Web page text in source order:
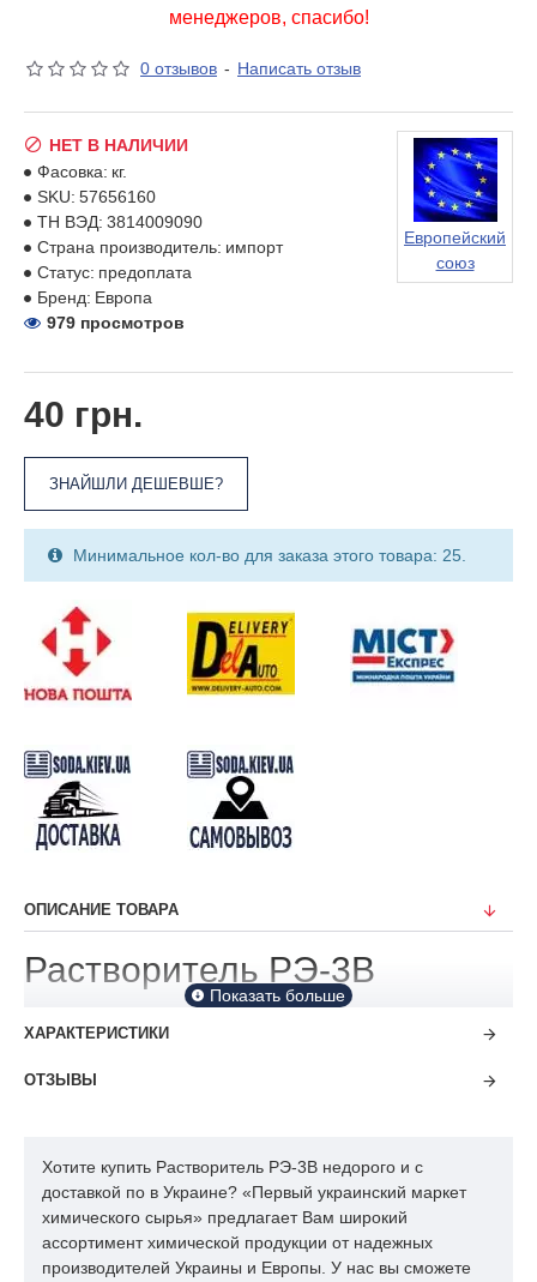
менеджеров, спасибо!
0 отзывов - Написать отзыв
40 грн.
ЗНАЙШЛИ ДЕШЕВШЕ?
НЕТ В НАЛИЧИИ
Фасовка: кг.
SKU: 57656160
ТН ВЭД: 3814009090
Страна производитель: импорт
Статус: предоплата
Бренд: Европа
Европейский
союз
979 просмотров
Минимальное кол-во для заказа этого товара: 25.
ОПИСАНИЕ ТОВАРА
Растворитель РЭ-3В
ХАРАКТЕРИСТИКИ
ОТЗЫВЫ
Хотите купить Растворитель РЭ-3В недорого и с
доставкой по в Украине? «Первый украинский маркет
химического сырья» предлагает Вам широкий
ассортимент химической продукции от надежных
производителей Украины и Европы. У нас вы сможете